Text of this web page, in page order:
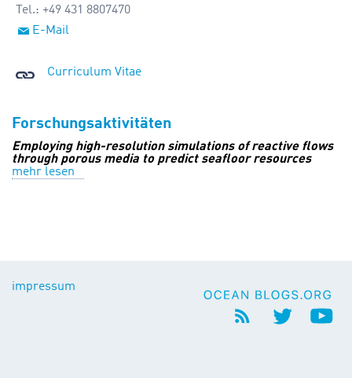
Tel.: +49 431 8807470
E-Mail
Curriculum Vitae
Forschungsaktivitäten
Employing high-resolution simulations of reactive flows
through porous media to predict seafloor resources
mehr lesen
impressum